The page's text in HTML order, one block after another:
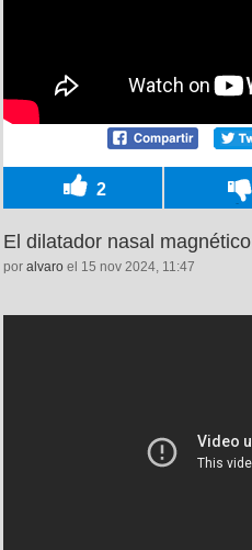
2
El dilatador nasal magnético
por alvaro el 15 nov 2024, 11:47